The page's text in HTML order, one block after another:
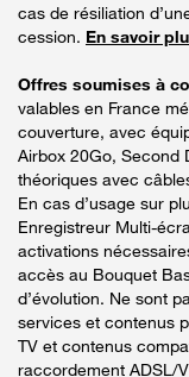
cas de résiliation
cession. En savoir
Offres soumises à
valables en France
couverture, avec
Airbox 20Go, Second
théoriques avec
En cas d’usage sur
Enregistreur Multi-
activations
accès au Bouquet
d’évolution. Ne sont
services et contenus
TV et contenus
raccordement ADSL/